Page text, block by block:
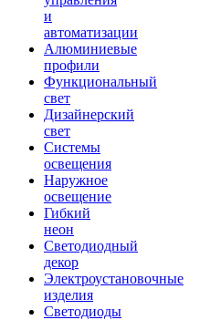
и
автоматизации
Алюминиевые
профили
Функциональный
свет
Дизайнерский
свет
Системы
освещения
Наружное
освещение
Гибкий
неон
Светодиодный
декор
Электроустановочные
изделия
Светодиоды